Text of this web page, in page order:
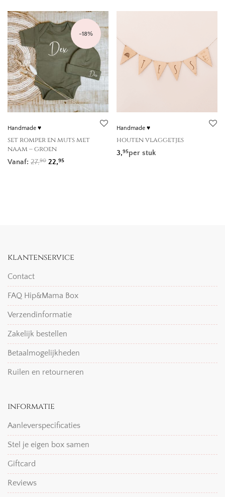
-18%
Handmade ♥
set romper en muts met
naam – groen
Vanaf: 27,90 Oorspronkelijke prijs was: 27,90.
22,95Huidige prijs is: 22,95.
Handmade ♥
houten vlaggetjes
3,95per stuk
klantenservice
Contact
FAQ Hip&Mama Box
Verzendinformatie
Zakelijk bestellen
Betaalmogelijkheden
Ruilen en retourneren
informatie
Aanleverspecificaties
Stel je eigen box samen
Giftcard
Reviews